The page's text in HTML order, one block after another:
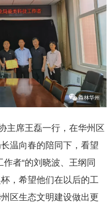
主席王磊一行，在华州区
温向春的陪同下，看望
者“的刘晓波、王纲同
，希望他们在以后的工
区生态文明建设做出更